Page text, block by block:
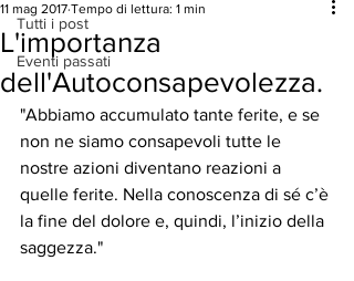
Tutti i post
Eventi passati
L'importanza
dell'Autoconsapevolezza.
11 mag 2017 Tempo di lettura: 1 min
"Abbiamo accumulato tante ferite, e se
non ne siamo consapevoli tutte le
nostre azioni diventano reazioni a
quelle ferite. Nella conoscenza di sé c’è
la fine del dolore e, quindi, l’inizio della
saggezza."